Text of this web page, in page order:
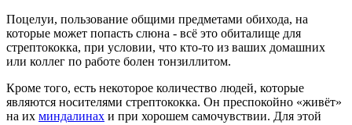
Поцелуи, пользование общими предметами обихода, на
которые может попасть слюна - всё это обиталище для
стрептококка, при условии, что кто-то из ваших домашних
или коллег по работе болен тонзиллитом.
Кроме того, есть некоторое количество людей, которые
являются носителями стрептококка. Он преспокойно «живёт»
на их миндалинах и при хорошем самочувствии. Для этой